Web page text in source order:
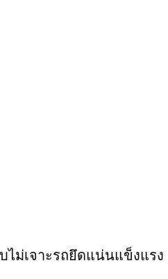
เจาะรถยึดแน่นแข็งแรง